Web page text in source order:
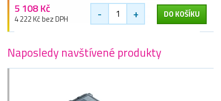
5 108 Kč
4 222 Kč bez DPH - + DO KOŠÍKU
Naposledy navštívené produkty